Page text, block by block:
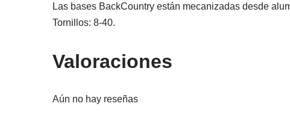
Las bases BackCountry están mecanizadas desde
Tornillos: 8-40.
Valoraciones
Aún no hay reseñas